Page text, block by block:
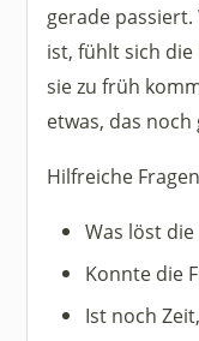
gerade
ist, fühlt sich die
sie zu früh
etwas, das
Hilfreiche
Was löst
Konnte die
Ist noch